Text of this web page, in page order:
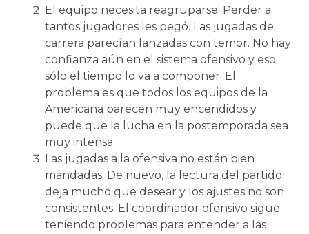
El equipo necesita reagruparse. Perder a
tantos jugadores les pegó. Las jugadas de
carrera parecían lanzadas con temor. No hay
confianza aún en el sistema ofensivo y eso
sólo el tiempo lo va a componer. El
problema es que todos los equipos de la
Americana parecen muy encendidos y
puede que la lucha en la postemporada sea
muy intensa.
Las jugadas a la ofensiva no están bien
mandadas. De nuevo, la lectura del partido
deja mucho que desear y los ajustes no son
consistentes. El coordinador ofensivo sigue
teniendo problemas para entender a las